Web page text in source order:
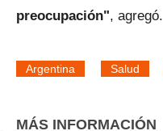
preocupación", agregó.
Argentina Salud
MÁS INFORMACIÓN